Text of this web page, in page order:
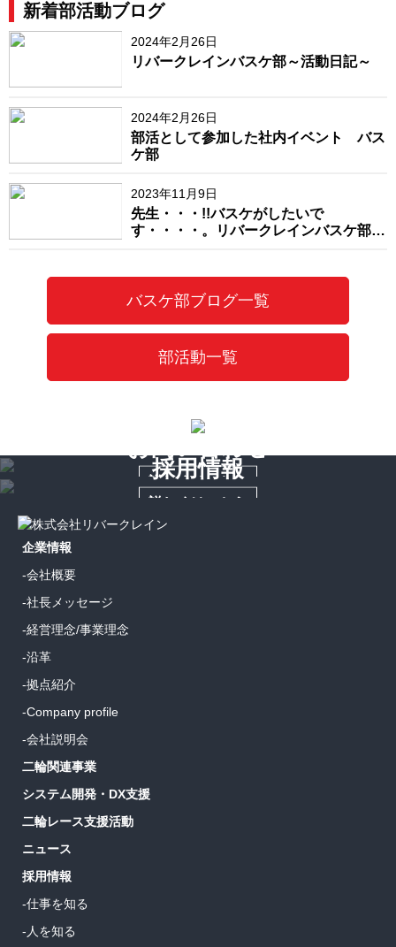
新着部活動ブログ
2024年2月26日
リバークレインバスケ部～活動日記～
2024年2月26日
部活として参加した社内イベント バス
ケ部
2023年11月9日
先生・・・!!バスケがしたいで
す・・・・。リバークレインバスケ部発
バスケ部ブログ一覧
部活動一覧
詳しくはこちら
採用情報
企業情報
-会社概要
-社長メッセージ
-経営理念/事業理念
-沿革
-拠点紹介
-Company profile
-会社説明会
二輪関連事業
システム開発・DX支援
二輪レース支援活動
ニュース
採用情報
-仕事を知る
-人を知る